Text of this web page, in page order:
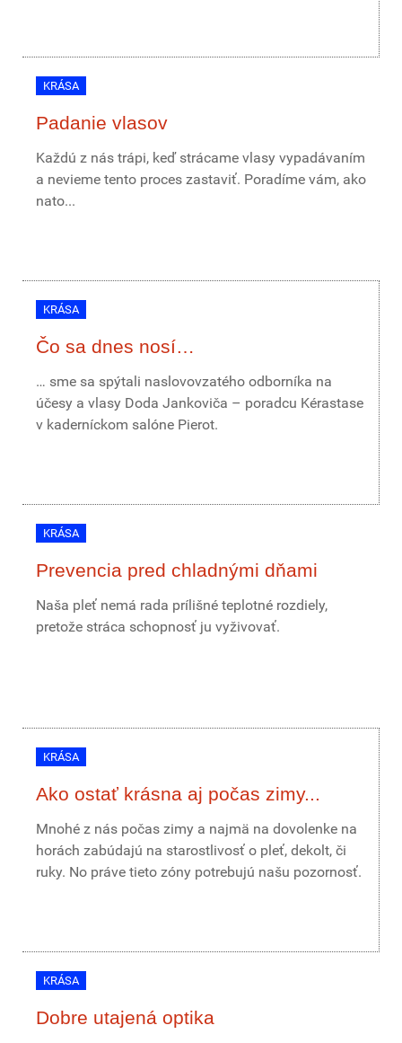
KRÁSA
Padanie vlasov
Každú z nás trápi, keď strácame vlasy vypadávaním
a nevieme tento proces zastaviť. Poradíme vám, ako
nato...
KRÁSA
Čo sa dnes nosí…
… sme sa spýtali naslovovzatého odborníka na
účesy a vlasy Doda Jankoviča – poradcu Kérastase
v kaderníckom salóne Pierot.
KRÁSA
Prevencia pred chladnými dňami
Naša pleť nemá rada prílišné teplotné rozdiely,
pretože stráca schopnosť ju vyživovať.
KRÁSA
Ako ostať krásna aj počas zimy...
Mnohé z nás počas zimy a najmä na dovolenke na
horách zabúdajú na starostlivosť o pleť, dekolt, či
ruky. No práve tieto zóny potrebujú našu pozornosť.
KRÁSA
Dobre utajená optika